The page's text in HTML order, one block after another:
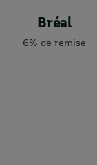
Bréal
6% de remise